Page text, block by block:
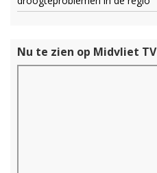
Nu te zien op Midvliet TV